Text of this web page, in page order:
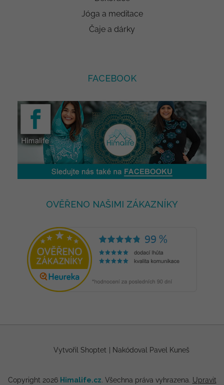
Jóga a meditace
Čaje a dárky
FACEBOOK
OVĚŘENO NAŠIMI ZÁKAZNÍKY
Vytvořil Shoptet Nakódoval Pavel Kuneš
Copyright 2026 Himalife.cz. Všechna práva vyhrazena. Upravit